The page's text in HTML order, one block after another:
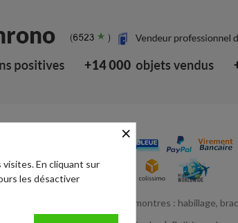
de pièces détachées de montres : habillage,
×
visites. En cliquant sur
les désactiver